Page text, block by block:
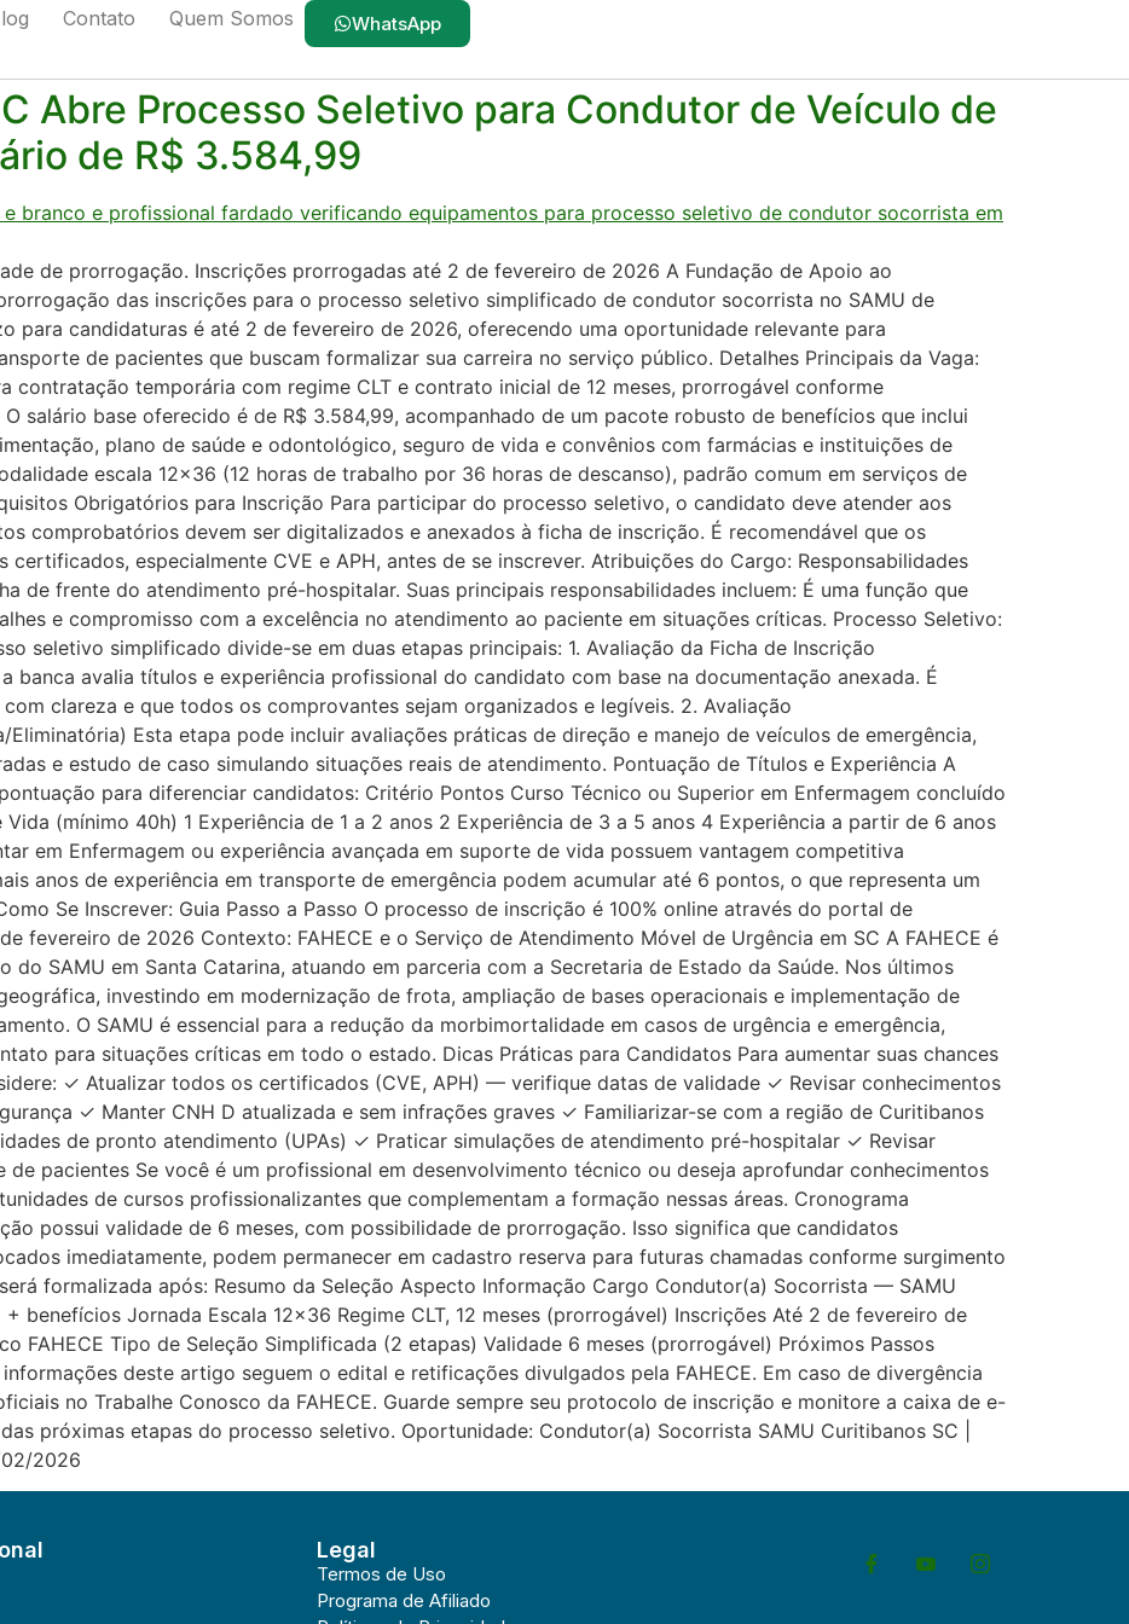
Contato Quem Somos WhatsApp
Abre Processo Seletivo para Condutor de Veículo de
de R$ 3.584,99
de prorrogação. Inscrições prorrogadas até 2 de fevereiro de 2026 A Fundação de Apoio ao
prorrogação das inscrições para o processo seletivo simplificado de condutor socorrista no SAMU de
para candidaturas é até 2 de fevereiro de 2026, oferecendo uma oportunidade relevante para
de pacientes que buscam formalizar sua carreira no serviço público. Detalhes Principais da Vaga:
contratação temporária com regime CLT e contrato inicial de 12 meses, prorrogável conforme
salário base oferecido é de R$ 3.584,99, acompanhado de um pacote robusto de benefícios que inclui
plano de saúde e odontológico, seguro de vida e convênios com farmácias e instituições de
escala 12×36 (12 horas de trabalho por 36 horas de descanso), padrão comum em serviços de
Obrigatórios para Inscrição Para participar do processo seletivo, o candidato deve atender aos
comprobatórios devem ser digitalizados e anexados à ficha de inscrição. É recomendável que os
especialmente CVE e APH, antes de se inscrever. Atribuições do Cargo: Responsabilidades
de frente do atendimento pré-hospitalar. Suas principais responsabilidades incluem: É uma função que
e compromisso com a excelência no atendimento ao paciente em situações críticas. Processo Seletivo:
seletivo simplificado divide-se em duas etapas principais: 1. Avaliação da Ficha de Inscrição
banca avalia títulos e experiência profissional do candidato com base na documentação anexada. É
clareza e que todos os comprovantes sejam organizados e legíveis. 2. Avaliação
Esta etapa pode incluir avaliações práticas de direção e manejo de veículos de emergência,
e estudo de caso simulando situações reais de atendimento. Pontuação de Títulos e Experiência A
para diferenciar candidatos: Critério Pontos Curso Técnico ou Superior em Enfermagem concluído
(mínimo 40h) 1 Experiência de 1 a 2 anos 2 Experiência de 3 a 5 anos 4 Experiência a partir de 6 anos
em Enfermagem ou experiência avançada em suporte de vida possuem vantagem competitiva
anos de experiência em transporte de emergência podem acumular até 6 pontos, o que representa um
Se Inscrever: Guia Passo a Passo O processo de inscrição é 100% online através do portal de
fevereiro de 2026 Contexto: FAHECE e o Serviço de Atendimento Móvel de Urgência em SC A FAHECE é
do SAMU em Santa Catarina, atuando em parceria com a Secretaria de Estado da Saúde. Nos últimos
investindo em modernização de frota, ampliação de bases operacionais e implementação de
O SAMU é essencial para a redução da morbimortalidade em casos de urgência e emergência,
para situações críticas em todo o estado. Dicas Práticas para Candidatos Para aumentar suas chances
✓ Atualizar todos os certificados (CVE, APH) — verifique datas de validade ✓ Revisar conhecimentos
✓ Manter CNH D atualizada e sem infrações graves ✓ Familiarizar-se com a região de Curitibanos
de pronto atendimento (UPAs) ✓ Praticar simulações de atendimento pré-hospitalar ✓ Revisar
pacientes Se você é um profissional em desenvolvimento técnico ou deseja aprofundar conhecimentos
de cursos profissionalizantes que complementam a formação nessas áreas. Cronograma
possui validade de 6 meses, com possibilidade de prorrogação. Isso significa que candidatos
imediatamente, podem permanecer em cadastro reserva para futuras chamadas conforme surgimento
formalizada após: Resumo da Seleção Aspecto Informação Cargo Condutor(a) Socorrista — SAMU
benefícios Jornada Escala 12×36 Regime CLT, 12 meses (prorrogável) Inscrições Até 2 de fevereiro de
FAHECE Tipo de Seleção Simplificada (2 etapas) Validade 6 meses (prorrogável) Próximos Passos
deste artigo seguem o edital e retificações divulgados pela FAHECE. Em caso de divergência
no Trabalhe Conosco da FAHECE. Guarde sempre seu protocolo de inscrição e monitore a caixa de e-
próximas etapas do processo seletivo. Oportunidade: Condutor(a) Socorrista SAMU Curitibanos SC |
2026
Legal
Termos de Uso
Programa de Afiliado